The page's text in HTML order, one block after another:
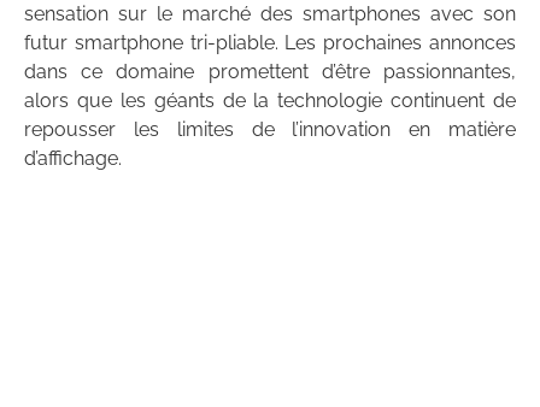
sensation sur le marché des smartphones avec son
futur smartphone tri-pliable. Les prochaines annonces
dans ce domaine promettent d’être passionnantes,
alors que les géants de la technologie continuent de
repousser les limites de l’innovation en matière
d’affichage.